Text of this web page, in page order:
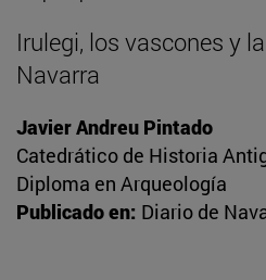
Irulegi, los vascones y
Navarra
Javier Andreu Pintado
Catedrático de Historia
Diploma en Arqueología
Publicado en: Diario de